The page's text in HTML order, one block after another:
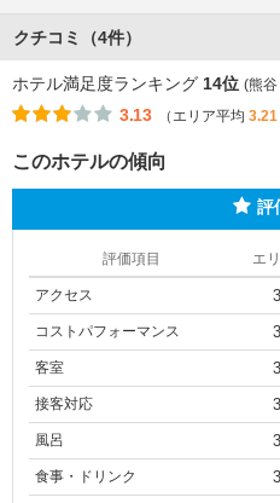
クチコミ（4件）
ホテル満足度ランキング 14位 (熊谷
3.13 （エリア平均 3.21
このホテルの傾向
評
評価項目 エ
アクセス
コストパフォーマンス
客室
接客対応
風呂
食事・ドリンク